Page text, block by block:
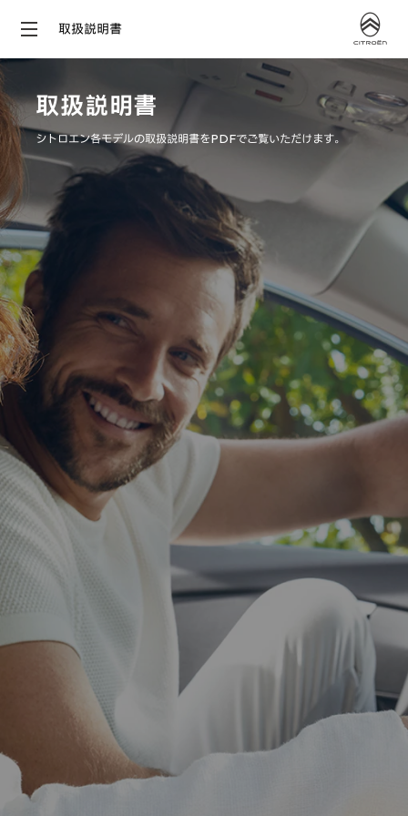
取扱説明書
取扱説明書
シトロエン各モデルの取扱説明書をPDFでご覧いただけます。